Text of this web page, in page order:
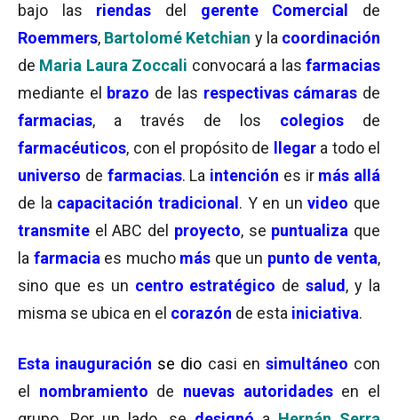
bajo las riendas del gerente Comercial
de
Roemmers, Bartolomé Ketchian y la coordinación
de Maria Laura Zoccali convocará a lasfarmacias
mediante el
brazo de las respectivas cámaras de
farmacias, a través de los colegios de
farmacéuticos, con el propósito de llegar a todo el
universo de farmacias. La intención es ir más allá
de la capacitación tradicional . Y en unvideo que
transmite el ABC del proyecto, se puntualiza que
la farmacia es mucho más que un punto de venta,
sino que es un centro estratégico desalud , y la
misma se ubica en el corazón de esta iniciativa.
Esta inauguración se dio casi en simultáneo con
el nombramiento de nuevas autoridades en el